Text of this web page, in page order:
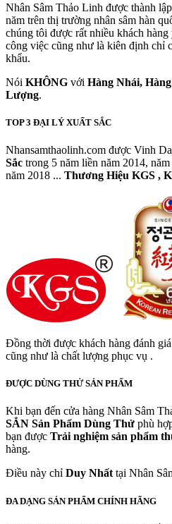
Nhân Sâm Thảo Linh được thành
năm trên thị trường nhân sâm hàn
chúng tôi được rất nhiều khách
công việc cũng như là kiên định chỉ
khẩu.
Nói KHÔNG với Hàng Nhái,
Lượng.
TOP 3 ĐẠI LÝ XUẤT SẮC
Nhansamthaolinh.com được Vinh
Sắc trong 5 năm liền năm 2014,
năm 2018 ... Thương Hiệu KGS ,
Đồng thời được khách hàng đánh
cũng như là chất lượng phục vụ .
ĐƯỢC DÙNG THỬ SẢN PHẨM
Khi bạn đến cửa hàng Nhân Sâm
SẲN Sản Phẩm Dùng Thử phù
bạn được Trải nghiệm sản phẩm
hàng.
Điều này chỉ Duy Nhất tại Nhân
ĐA DẠNG SẢN PHẨM CHÍNH HÃNG